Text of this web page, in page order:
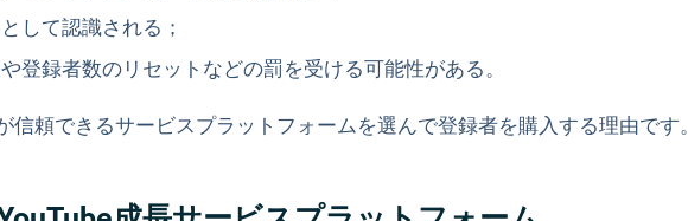
して認識される；
登録者数のリセットなどの罰を受ける可能性がある。
頼できるサービスプラットフォームを選んで登録者を購入する理由です。